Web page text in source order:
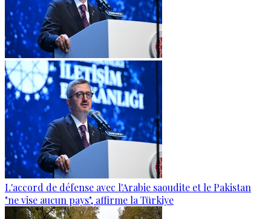
L'accord de défense avec l'Arabie saoudite et le Pakistan
"ne vise aucun pays", affirme la Türkiye